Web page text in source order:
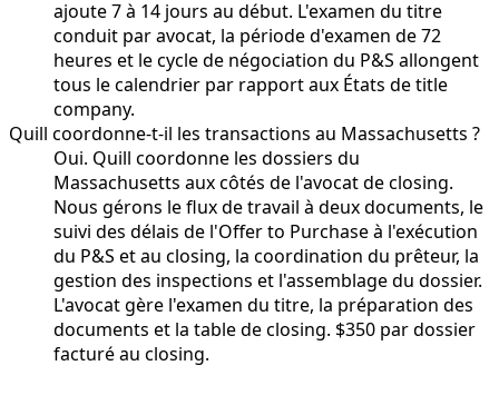
ajoute 7 à 14 jours au début. L'examen du titre
conduit par avocat, la période d'examen de 72
heures et le cycle de négociation du P&S allongent
tous le calendrier par rapport aux États de title
company.
Quill coordonne-t-il les transactions au Massachusetts ?
Oui. Quill coordonne les dossiers du
Massachusetts aux côtés de l'avocat de closing.
Nous gérons le flux de travail à deux documents, le
suivi des délais de l'Offer to Purchase à l'exécution
du P&S et au closing, la coordination du prêteur, la
gestion des inspections et l'assemblage du dossier.
L'avocat gère l'examen du titre, la préparation des
documents et la table de closing. $350 par dossier
facturé au closing.